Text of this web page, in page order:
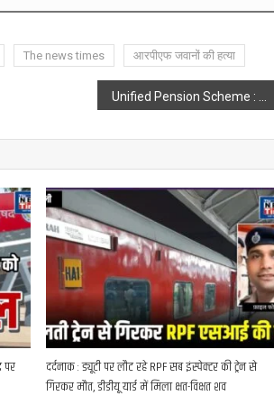
The news times आरपीएफ जवानों की हत्या
पर
दर्दनाक : ड्यूटी पर लौट रहे RPF सब इंस्पेक्टर की ट्रेन से
गिरकर मौत, डीडीयू यार्ड में मिला क्षत-विक्षत शव